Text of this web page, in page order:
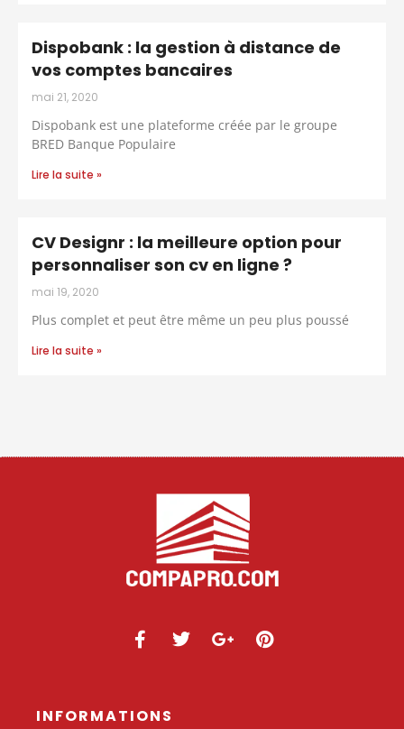
Dispobank : la gestion à distance de
vos comptes bancaires
mai 21, 2020
Dispobank est une plateforme créée par le groupe
BRED Banque Populaire
Lire la suite »
CV Designr : la meilleure option pour
personnaliser son cv en ligne ?
mai 19, 2020
Plus complet et peut être même un peu plus poussé
Lire la suite »
INFORMATIONS